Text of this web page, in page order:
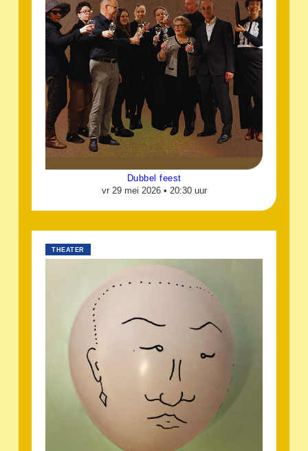
Dubbel feest
vr 29 mei 2026 • 20:30 uur
THEATER